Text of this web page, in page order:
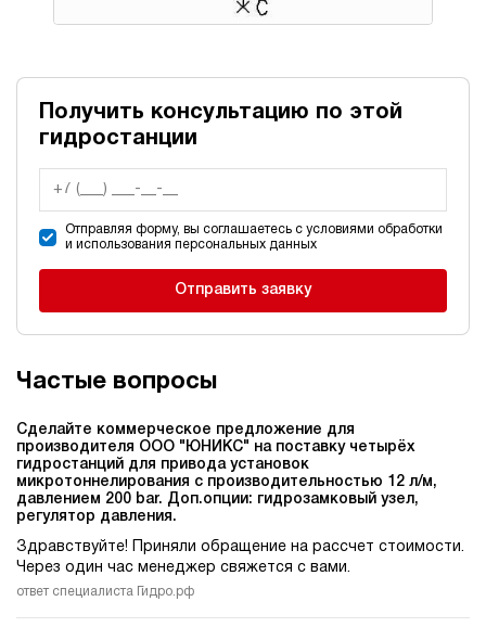
Получить консультацию по этой
гидростанции
Отправляя форму, вы соглашаетесь с условиями обработки
и использования персональных данных
Отправить заявку
Частые вопросы
Сделайте коммерческое предложение для
производителя ООО "ЮНИКС" на поставку четырёх
гидростанций для привода установок
микротоннелирования c производительностью 12 л/м,
давлением 200 bar. Доп.опции: гидрозамковый узел,
регулятор давления.
Здравствуйте! Приняли обращение на рассчет стоимости.
Через один час менеджер свяжется с вами.
ответ специалиста Гидро.рф